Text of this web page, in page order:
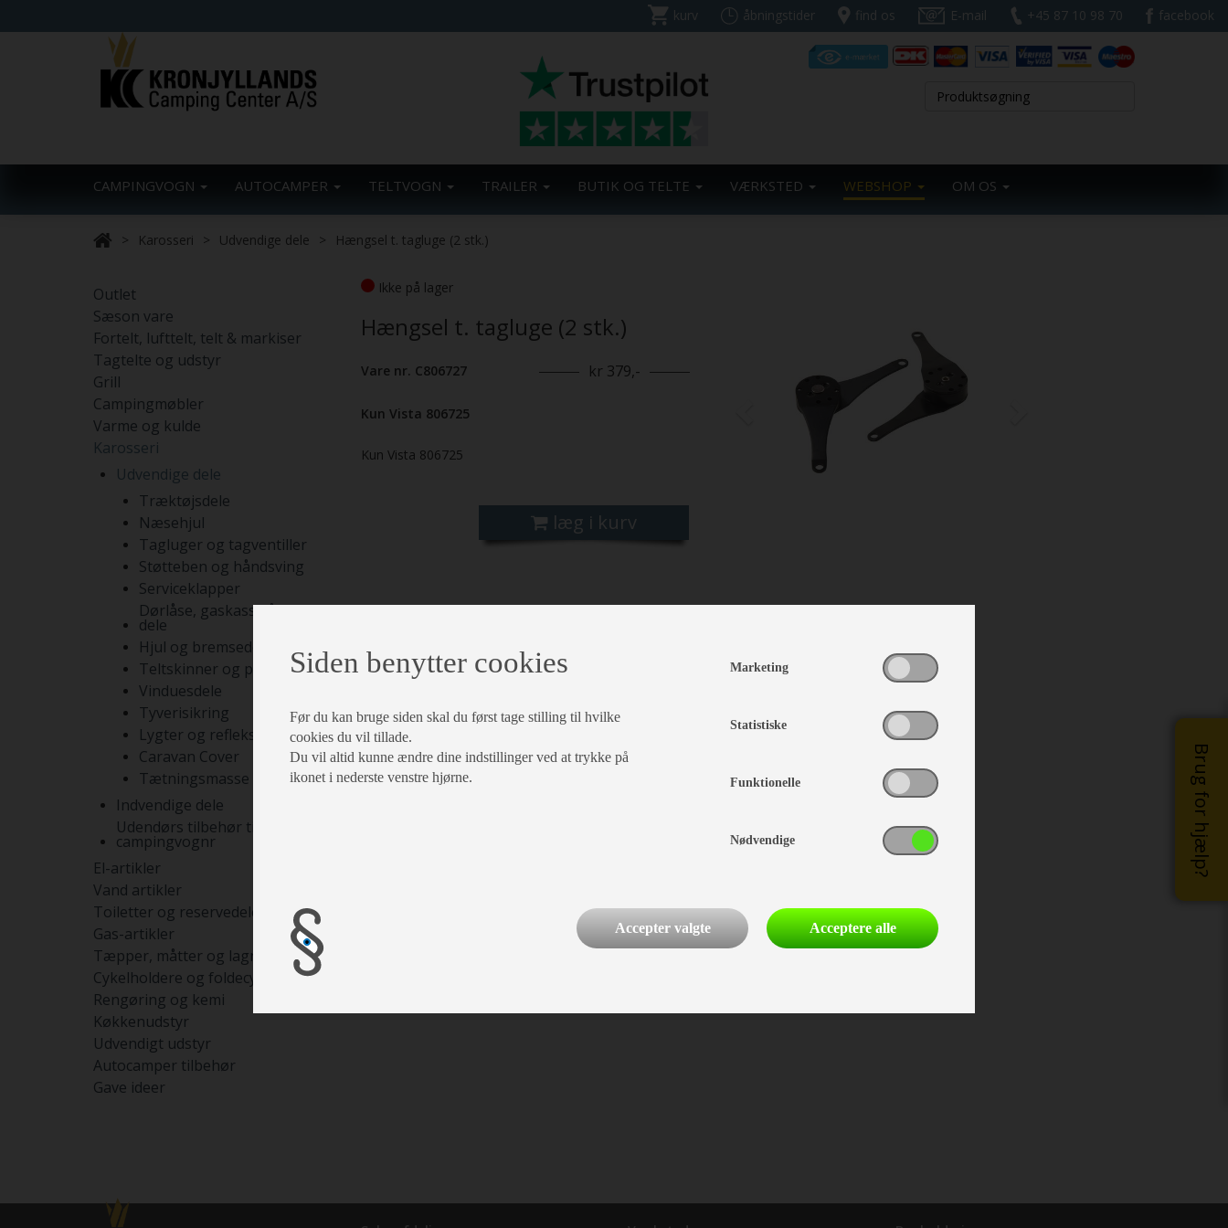
kurv åbningstider find os E-mail +45 87 10 98 70 facebook
CAMPINGVOGN AUTOCAMPER TELTVOGN TRAILER BUTIK OG TELTE VÆRKSTED WEBSHOP OM OS
Brug for hjælp?
Karosseri Udvendige dele Hængsel t. tagluge (2 stk.)
Outlet
Sæson vare
Fortelt, lufttelt, telt & markiser
Tagtelte og udstyr
Grill
Campingmøbler
Varme og kulde
Karosseri
Udvendige dele
Træktøjsdele
Næsehjul
Tagluger og tagventiller
Støtteben og håndsving
Serviceklapper
Dørlåse, gaskasselåse og
dele
Hjul og bremsedele
Teltskinner og pyntelister
Vinduesdele
Tyverisikring
Lygter og reflekser
Caravan Cover
Tætningsmasse og lim
Indvendige dele
Udendørs tilbehør til
campingvognr
El-artikler
Vand artikler
Toiletter og reservedele
Gas-artikler
Tæpper, måtter og lagner
Cykelholdere og foldecykler
Rengøring og kemi
Køkkenudstyr
Udvendigt udstyr
Autocamper tilbehør
Gave ideer
Ikke på lager
Hængsel t. tagluge (2 stk.)
Vare nr. C806727 kr 379,-
Kun Vista 806725
Kun Vista 806725
læg i kurv
Siden benytter cookies
Før du kan bruge siden skal du først tage stilling til hvilke
cookies du vil tillade.
Du vil altid kunne ændre dine indstillinger ved at trykke på
ikonet i nederste venstre hjørne.
Marketing
Statistiske
Funktionelle
Nødvendige
Accepter valgte Acceptere alle